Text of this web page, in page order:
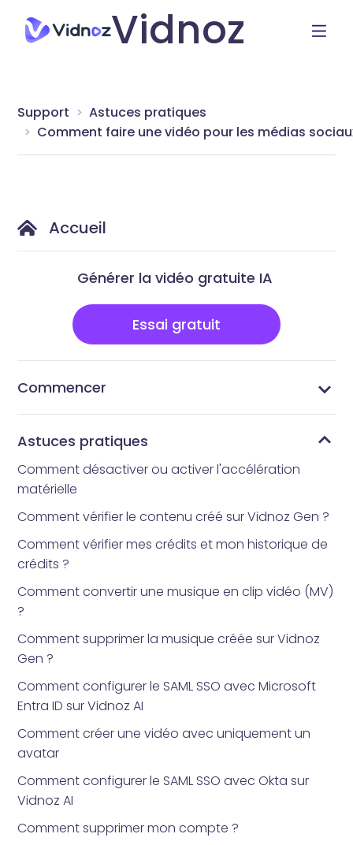
Vidnoz
Support
Astuces pratiques
Comment faire une vidéo pour les médias
Accueil
Générer la vidéo gratuite IA
Essai gratuit
Commencer
Astuces pratiques
Comment désactiver ou activer l'accélération
matérielle
Comment vérifier le contenu créé sur Vidnoz Gen ?
Comment vérifier mes crédits et mon historique de
crédits ?
Comment convertir une musique en clip vidéo (MV)
?
Comment supprimer la musique créée sur Vidnoz
Gen ?
Comment configurer le SAML SSO avec Microsoft
Entra ID sur Vidnoz AI
Comment créer une vidéo avec uniquement un
avatar
Comment configurer le SAML SSO avec Okta sur
Vidnoz AI
Comment supprimer mon compte ?